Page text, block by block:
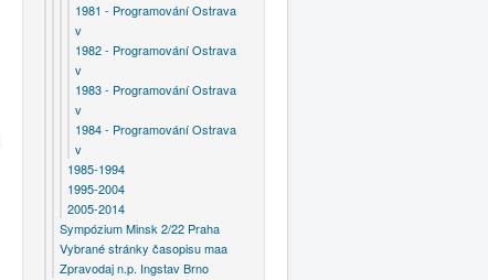
1981 - Programování Ostrava
v
1982 - Programování Ostrava
v
1983 - Programování Ostrava
v
1984 - Programování Ostrava
v
1985-1994
1995-2004
2005-2014
Sympózium Minsk 2/22 Praha
Vybrané stránky časopisu maa
Zpravodaj n.p. Ingstav Brno